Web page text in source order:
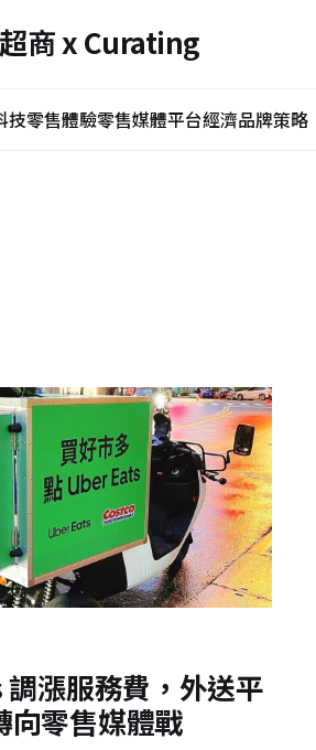
商 x Curating
技零售體驗零售媒體平台經濟品牌策略
漲服務費，外送平
向零售媒體戰